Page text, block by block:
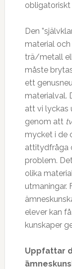
obligatoriskt
Den
material
trä/metall
måste
ett
materialval.
att vi lyckas
genom att
mycket i de
attitydfråga
problem.
olika
utmaningar.
elever kan
kunskaper
Uppfattar